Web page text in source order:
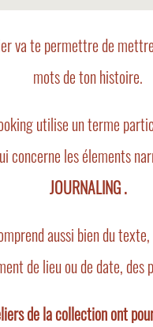
va te permettre de
mots de ton histoire.
utilise un terme
concerne les élements
JOURNALING .
aussi bien du
de lieu ou de date, des
de la collection ont